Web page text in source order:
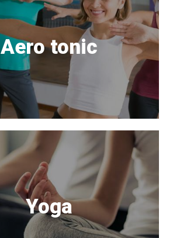
Aero tonic
Yoga